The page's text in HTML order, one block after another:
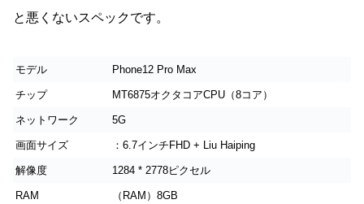
と悪くないスペックです。
モデル Phone12 Pro Max
チップ MT6875オクタコアCPU（8コア）
ネットワーク 5G
画面サイズ ：6.7インチFHD + Liu Haiping
解像度 1284 * 2778ピクセル
RAM （RAM）8GB